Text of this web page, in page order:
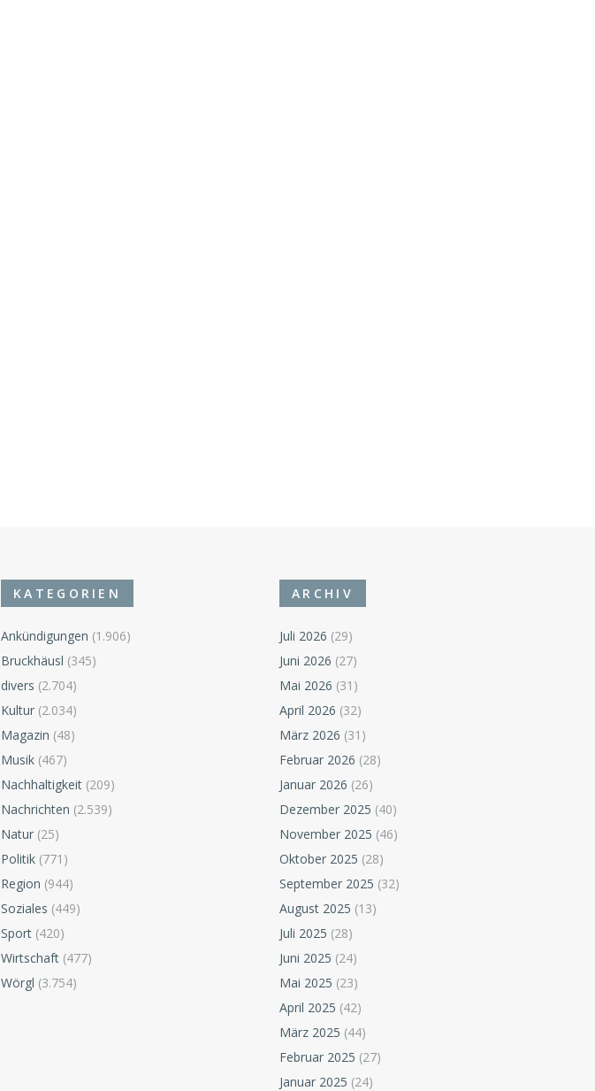
KATEGORIEN
Ankündigungen (1.906)
Bruckhäusl (345)
divers (2.704)
Kultur (2.034)
Magazin (48)
Musik (467)
Nachhaltigkeit (209)
Nachrichten (2.539)
Natur (25)
Politik (771)
Region (944)
Soziales (449)
Sport (420)
Wirtschaft (477)
Wörgl (3.754)
ARCHIV
Juli 2026 (29)
Juni 2026 (27)
Mai 2026 (31)
April 2026 (32)
März 2026 (31)
Februar 2026 (28)
Januar 2026 (26)
Dezember 2025 (40)
November 2025 (46)
Oktober 2025 (28)
September 2025 (32)
August 2025 (13)
Juli 2025 (28)
Juni 2025 (24)
Mai 2025 (23)
April 2025 (42)
März 2025 (44)
Februar 2025 (27)
Januar 2025 (24)